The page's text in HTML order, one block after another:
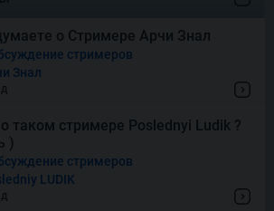
Gold Dream Drop
о Стримере Арчи Знал
стримеров
Знал
таком стримере Poslednyi Ludik ?
)
стримеров
LUDIK